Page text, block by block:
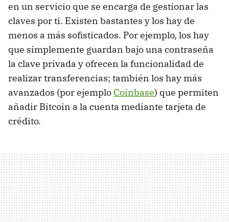
en un servicio que se encarga de gestionar las
claves por ti. Existen bastantes y los hay de
menos a más sofisticados. Por ejemplo, los hay
que simplemente guardan bajo una contraseña
la clave privada y ofrecen la funcionalidad de
realizar transferencias; también los hay más
avanzados (por ejemplo Coinbase) que permiten
añadir Bitcoin a la cuenta mediante tarjeta de
crédito.